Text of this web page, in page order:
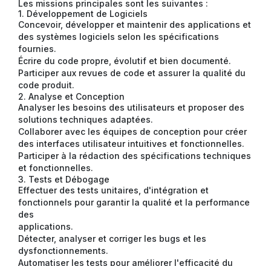
Les missions principales sont les suivantes :
1. Développement de Logiciels
Concevoir, développer et maintenir des applications et
des systèmes logiciels selon les spécifications
fournies.
Écrire du code propre, évolutif et bien documenté.
Participer aux revues de code et assurer la qualité du
code produit.
2. Analyse et Conception
Analyser les besoins des utilisateurs et proposer des
solutions techniques adaptées.
Collaborer avec les équipes de conception pour créer
des interfaces utilisateur intuitives et fonctionnelles.
Participer à la rédaction des spécifications techniques
et fonctionnelles.
3. Tests et Débogage
Effectuer des tests unitaires, d'intégration et
fonctionnels pour garantir la qualité et la performance
des
applications.
Détecter, analyser et corriger les bugs et les
dysfonctionnements.
Automatiser les tests pour améliorer l'efficacité du